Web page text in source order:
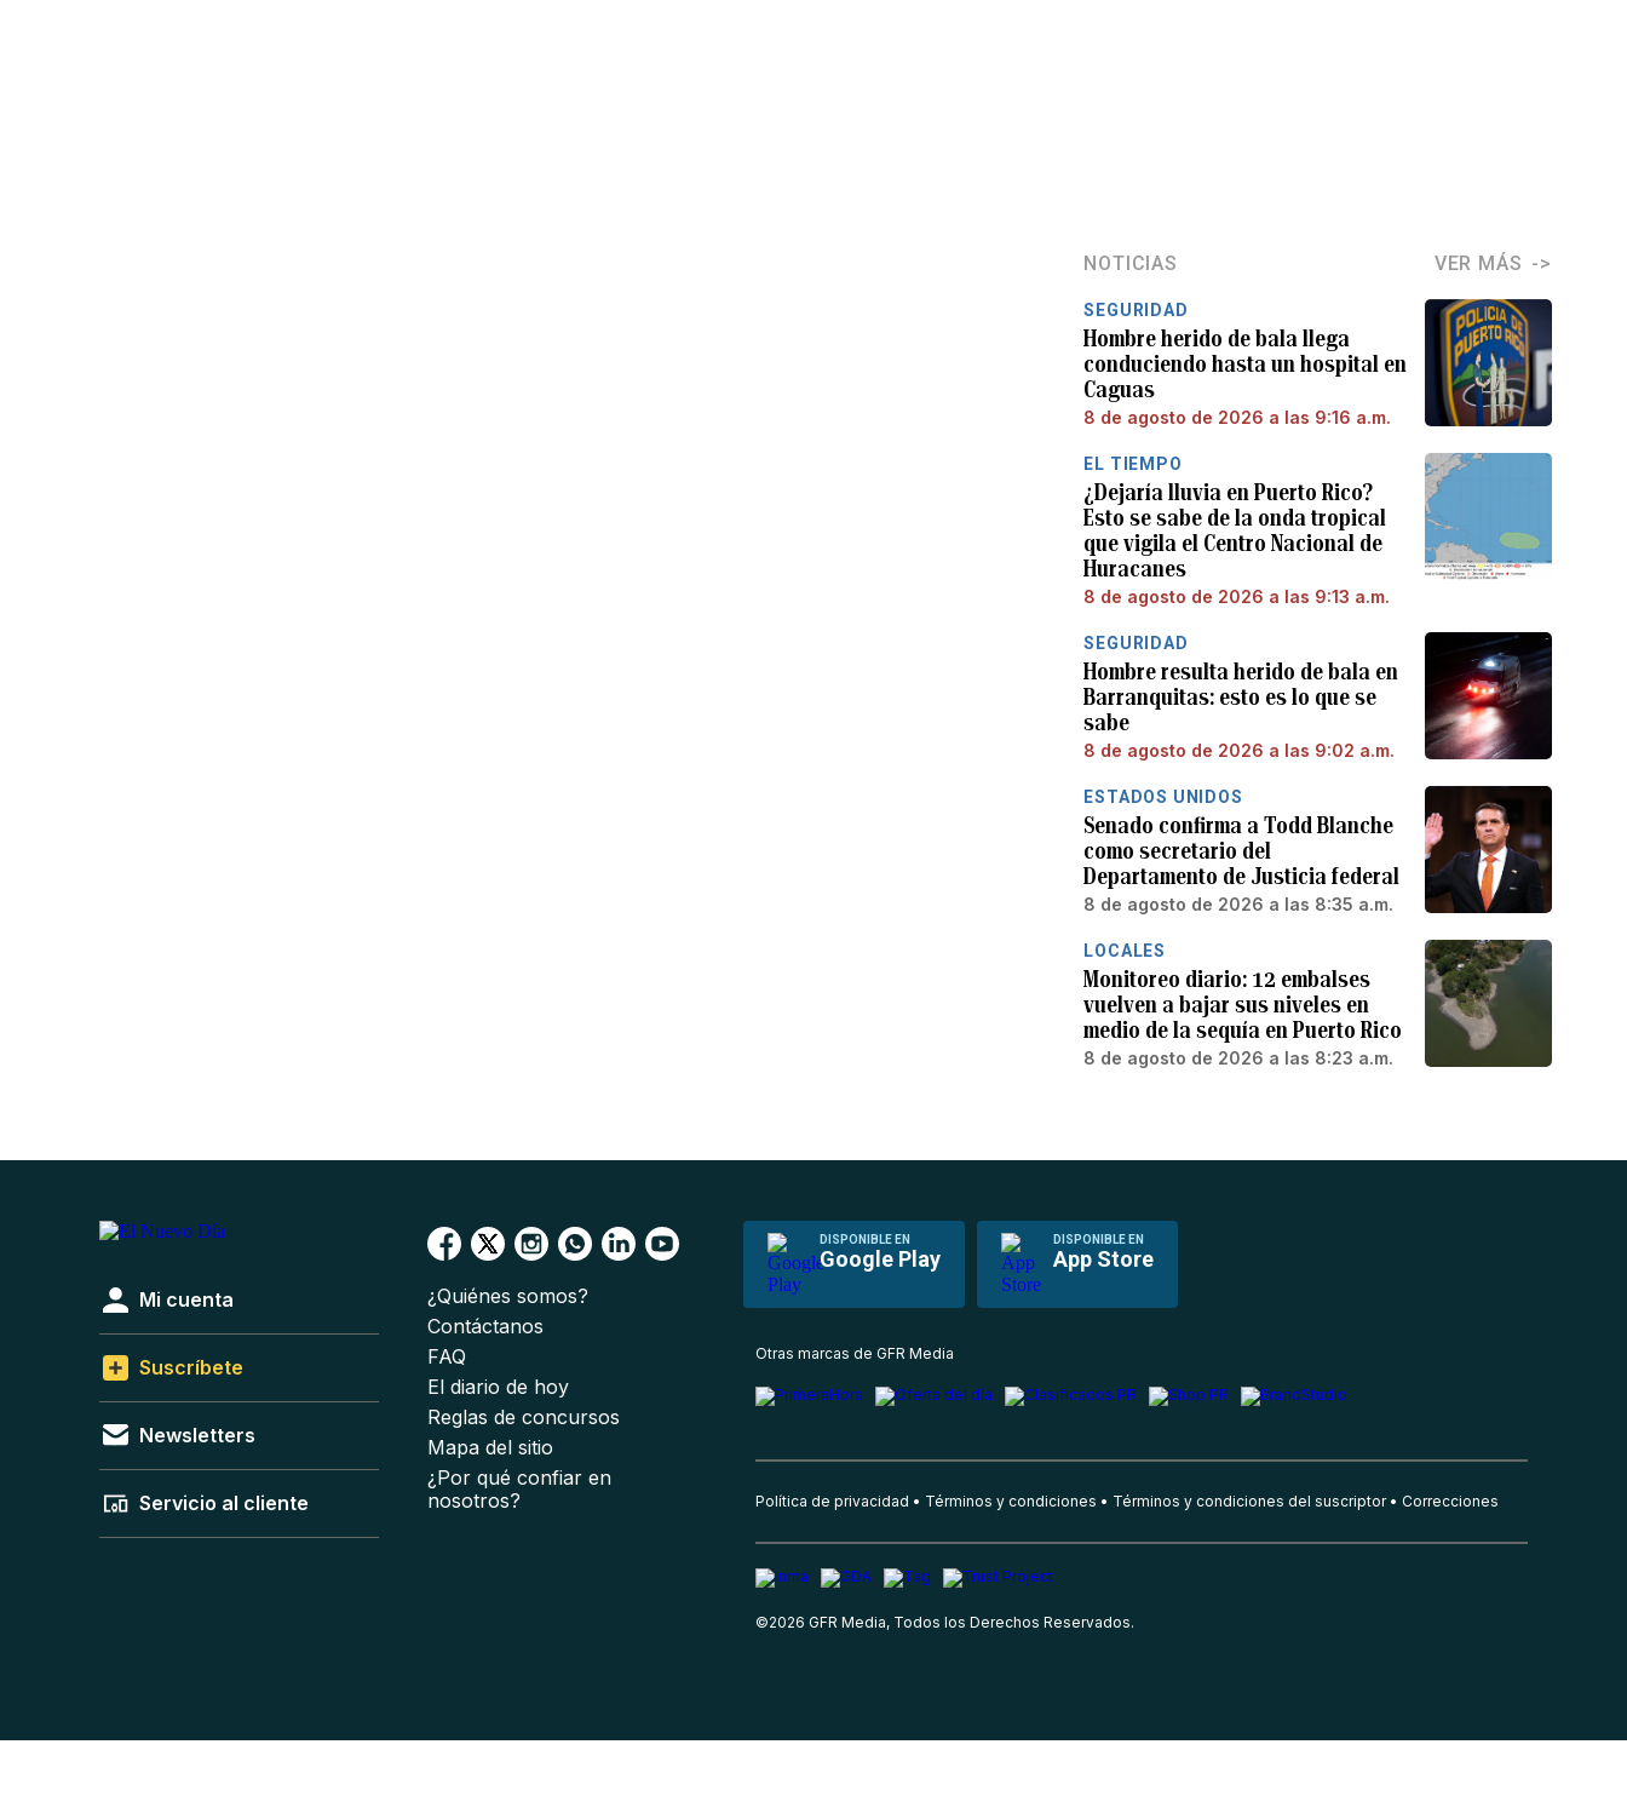
NOTICIAS VER MÁS
SEGURIDAD
Hombre herido de bala llega
conduciendo hasta un hospital en
Caguas
8 de agosto de 2026 a las 9:16 a.m.
EL TIEMPO
¿Dejaría lluvia en Puerto Rico?
Esto se sabe de la onda tropical
que vigila el Centro Nacional de
Huracanes
8 de agosto de 2026 a las 9:13 a.m.
SEGURIDAD
Hombre resulta herido de bala en
Barranquitas: esto es lo que se
sabe
8 de agosto de 2026 a las 9:02 a.m.
ESTADOS UNIDOS
Senado confirma a Todd Blanche
como secretario del
Departamento de Justicia federal
8 de agosto de 2026 a las 8:35 a.m.
LOCALES
Monitoreo diario: 12 embalses
vuelven a bajar sus niveles en
medio de la sequía en Puerto Rico
8 de agosto de 2026 a las 8:23 a.m.
DISPONIBLE EN
Google Play
DISPONIBLE EN
App Store
Mi cuenta
Suscríbete
Newsletters
Servicio al cliente
¿Quiénes somos?
Contáctanos
FAQ
El diario de hoy
Reglas de concursos
Mapa del sitio
¿Por qué confiar en
nosotros?
Otras marcas de GFR Media
Política de privacidad Términos y condiciones Términos y condiciones del suscriptor Correcciones
©2026 GFR Media, Todos los Derechos Reservados.